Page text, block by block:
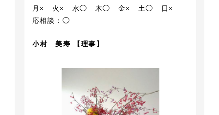
月×
火× 水◯ 木◯ 金× 土◯
日×
応相談：◯
小村 美寿 【理事】